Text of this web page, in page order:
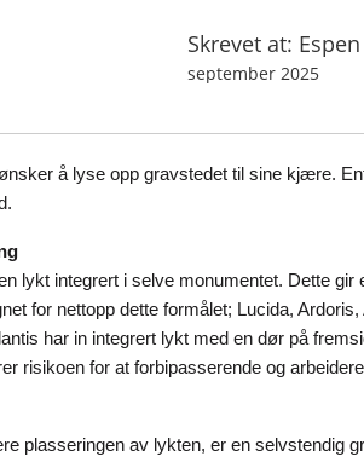
Skrevet at:
september 2025
å lyse opp gravstedet til sine kjære.
lykt integrert i selve monumentet. Dette
for nettopp dette formålet; Lucida,
har in integrert lykt med en dør på
risikoen for at forbipasserende og
plasseringen av lykten, er en selvstendig